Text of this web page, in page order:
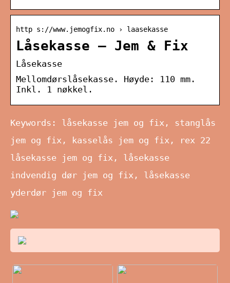
http s://www.jemogfix.no › laasekasse
Låsekasse – Jem & Fix
Låsekasse
Mellomdørslåsekasse. Høyde: 110 mm.
Inkl. 1 nøkkel.
Keywords: låsekasse jem og fix, stanglås
jem og fix, kasselås jem og fix, rex 22
låsekasse jem og fix, låsekasse
indvendig dør jem og fix, låsekasse
yderdør jem og fix